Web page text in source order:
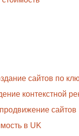
сайтов по
контекстной
сайтов
в UK